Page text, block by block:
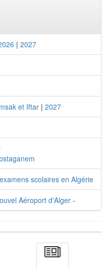
| 2027
et Iftar | 2027
scolaires en Algérie
Aéroport d'Alger-